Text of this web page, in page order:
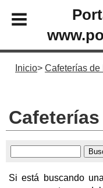
Inicio Cafeterías de
Si está buscando